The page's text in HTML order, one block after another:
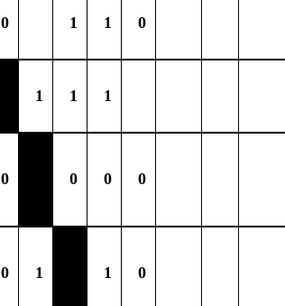
0 1 1 0
1 1 1
0 0 0 0
0 1 1 0